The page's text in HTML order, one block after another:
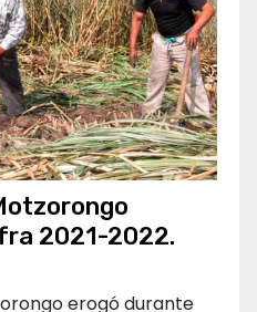
2021-2022.
erogó durante